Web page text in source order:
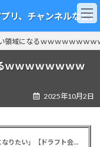
リ、チャンネルなど】
領域になるｗｗｗｗｗｗｗｗ
ｗｗｗｗｗｗｗｗ
2025年10月2日
カープドラ6西川篤夢！「日本を代表する遊撃手になりたい」【ドラフト会議2025】